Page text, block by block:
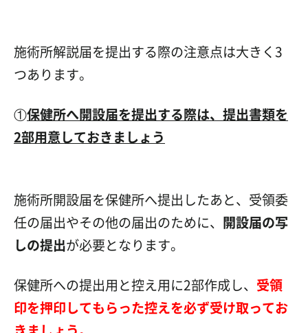
施術所解説届を提出する際の注意点は大きく3
つあります。
①保健所へ開設届を提出する際は、提出書類を
2部用意しておきましょう
施術所開設届を保健所へ提出したあと、受領委
任の届出やその他の届出のために、 開設届の写
しの提出が必要となります。
保健所への提出用と控え用に2部作成し、 受領
印を押印してもらった控えを必ず受け取ってお